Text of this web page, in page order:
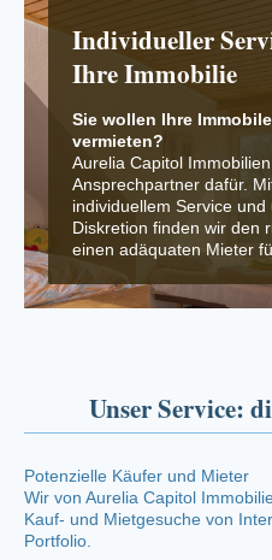
Individueller
Ihre Immobilie
Sie wollen Ihre
vermieten?
Aurelia Capitol
Ansprechpartner dafür.
individuellem Service
Diskretion finden wir den
einen adäquaten Mieter
Unser Service:
Potenzielle Käufer und Mieter
Wir von Aurelia Capitol
Kauf- und Mietgesuche von
Portfolio.